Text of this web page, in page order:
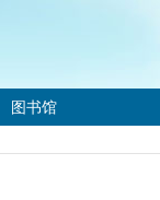
图书馆